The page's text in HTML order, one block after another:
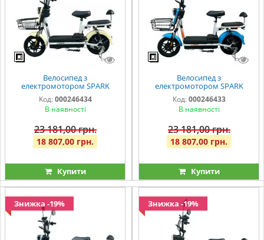
Велосипед з
електромотором SPARK
BUDDY 14" 48V/500W/12Ah
Бежевий
Код: 000246434
В наявності
23 181,00 грн.
18 807,00 грн.
Купити
Велосипед з
електромотором SPARK
BUDDY 14" 48V/500W/12Ah
Синій
Код: 000246433
В наявності
23 181,00 грн.
18 807,00 грн.
Купити
Знижка -19% Знижка -19%